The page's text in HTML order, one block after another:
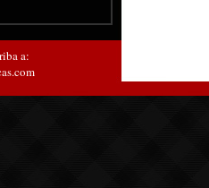
a: